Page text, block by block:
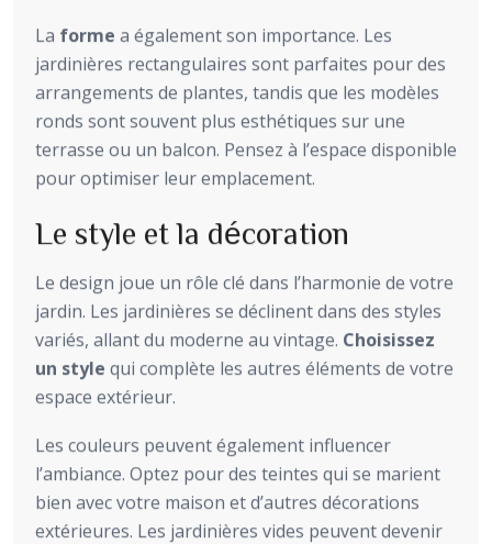
La forme a également son importance. Les
jardinières rectangulaires sont parfaites pour des
arrangements de plantes, tandis que les modèles
ronds sont souvent plus esthétiques sur une
terrasse ou un balcon. Pensez à l’espace disponible
pour optimiser leur emplacement.
Le style et la décoration
Le design joue un rôle clé dans l’harmonie de votre
jardin. Les jardinières se déclinent dans des styles
variés, allant du moderne au vintage. Choisissez
un style qui complète les autres éléments de votre
espace extérieur.
Les couleurs peuvent également influencer
l’ambiance. Optez pour des teintes qui se marient
bien avec votre maison et d’autres décorations
extérieures. Les jardinières vides peuvent devenir